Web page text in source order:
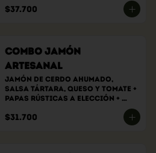
elección.
$37.700
Combo Jamón
Artesanal
Jamón de cerdo ahumado,
salsa tártara, queso y tomate +
papas rústicas a elección +
$31.700